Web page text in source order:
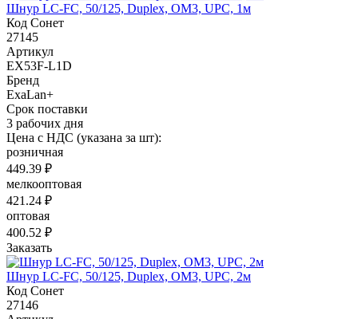
Шнур LC-FC, 50/125, Duplex, OM3, UPC, 1м
Код Сонет
27145
Артикул
EX53F-L1D
Бренд
ExaLan+
Срок поставки
3 рабочих дня
Цена с НДС (указана за шт):
розничная
449.39 ₽
мелкооптовая
421.24 ₽
оптовая
400.52 ₽
Заказать
Шнур LC-FC, 50/125, Duplex, OM3, UPC, 2м
Код Сонет
27146